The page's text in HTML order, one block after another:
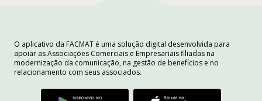
O aplicativo da FACMAT é uma solução digital desenvolvida para
apoiar as Associações Comerciais e Empresariais filiadas na
modernização da comunicação, na gestão de benefícios e no
relacionamento com seus associados.